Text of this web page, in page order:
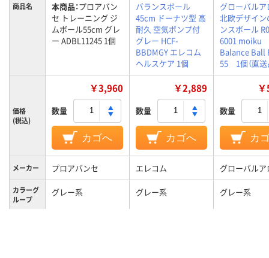
商品名 本商品：プロアバン
セ トレーニング ジ
ムボール55cm グレ
ー ADBL11245 1個
バランスボール
45cm ドーナツ型 高
耐久 空気ポンプ付
グレー HCF-
BBDMGY エレコム
ヘルスケア 1個
グローバルア
北欧デザイン
ンスボール
6001 moiku
Balance Ball
55 1個（直送
価格
(税込)
￥3,960
数量
カゴへ
￥2,889
数量
カゴへ
数量
カ
メーカー プロアバンセ エレコム グローバルア
カラーグ
ループ
グレー系 グレー系 グレー系